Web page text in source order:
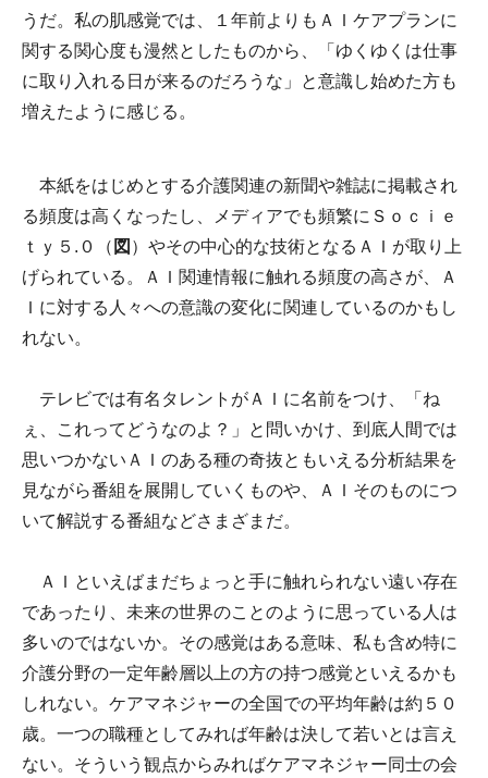
うだ。私の肌感覚では、１年前よりもＡＩケアプランに
関する関心度も漫然としたものから、「ゆくゆくは仕事
に取り入れる日が来るのだろうな」と意識し始めた方も
増えたように感じる。
本紙をはじめとする介護関連の新聞や雑誌に掲載され
る頻度は高くなったし、メディアでも頻繁にＳｏｃｉｅ
ｔｙ５.０（ 図 ）やその中心的な技術となるＡＩが取り上
げられている。ＡＩ関連情報に触れる頻度の高さが、Ａ
Ｉに対する人々への意識の変化に関連しているのかもし
れない。
テレビでは有名タレントがＡＩに名前をつけ、「ね
ぇ、これってどうなのよ？」と問いかけ、到底人間では
思いつかないＡＩのある種の奇抜ともいえる分析結果を
見ながら番組を展開していくものや、ＡＩそのものにつ
いて解説する番組などさまざまだ。
ＡＩといえばまだちょっと手に触れられない遠い存在
であったり、未来の世界のことのように思っている人は
多いのではないか。その感覚はある意味、私も含め特に
介護分野の一定年齢層以上の方の持つ感覚といえるかも
しれない。ケアマネジャーの全国での平均年齢は約５０
歳。一つの職種としてみれば年齢は決して若いとは言え
ない。そういう観点からみればケアマネジャー同士の会